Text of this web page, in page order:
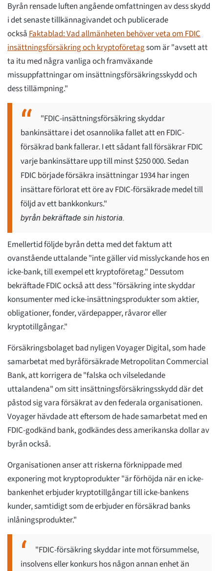
Byrån rensade luften angående omfattningen av dess skydd
i det senaste tillkännagivandet och publicerade
ocksåFaktablad: Vad allmänheten behöver veta om FDIC
insättningsförsäkring och kryptoföretagsom är "avsett att
ta itu med några vanliga och framväxande
missuppfattningar om insättningsförsäkringsskydd och
dess tillämpning."
"FDIC-insättningsförsäkring skyddar
bankinsättare i det osannolika fallet att en FDIC-
försäkrad bank fallerar. I ett sådant fall försäkrar FDIC
varje bankinsättare upp till minst $250 000. Sedan
FDIC började försäkra insättningar 1934 har ingen
insättare förlorat ett öre av FDIC-försäkrade medel till
följd av ett bankkonkurs."
byrån bekräftade sin historia.
Emellertid följde byrån detta med det faktum att
ovanstående uttalande "inte gäller vid misslyckande hos en
icke-bank, till exempel ett kryptoföretag." Dessutom
bekräftade FDIC också att dess "försäkring inte skyddar
konsumenter med icke-insättningsprodukter som aktier,
obligationer, fonder, värdepapper, råvaror eller
kryptotillgångar."
Försäkringsbolaget bad nyligen Voyager Digital, som hade
samarbetat med byråförsäkrade Metropolitan Commercial
Bank, att korrigera de "falska och vilseledande
uttalandena" om sitt insättningsförsäkringsskydd där det
påstod sig vara försäkrat av den federala organisationen.
Voyager hävdade att eftersom de hade samarbetat med en
FDIC-godkänd bank, godkändes dess amerikanska dollar av
byrån också.
Organisationen anser att riskerna förknippade med
exponering mot kryptoprodukter "är förhöjda när en icke-
bankenhet erbjuder kryptotillgångar till icke-bankens
kunder, samtidigt som de erbjuder en försäkrad banks
inlåningsprodukter."
"FDIC-försäkring skyddar inte mot försummelse,
insolvens eller konkurs hos någon annan enhet än